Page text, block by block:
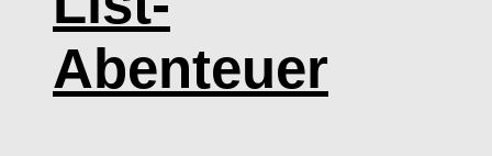
Abenteuer